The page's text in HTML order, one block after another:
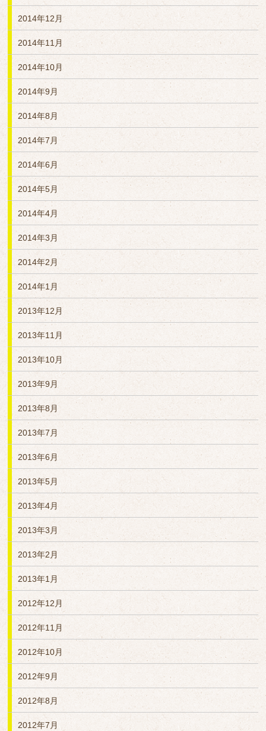
2014年12月
2014年11月
2014年10月
2014年9月
2014年8月
2014年7月
2014年6月
2014年5月
2014年4月
2014年3月
2014年2月
2014年1月
2013年12月
2013年11月
2013年10月
2013年9月
2013年8月
2013年7月
2013年6月
2013年5月
2013年4月
2013年3月
2013年2月
2013年1月
2012年12月
2012年11月
2012年10月
2012年9月
2012年8月
2012年7月